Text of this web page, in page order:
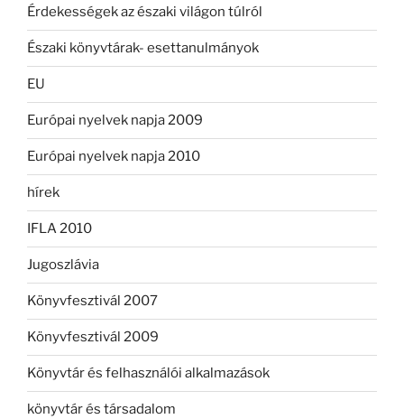
Érdekességek az északi világon túlról
Északi könyvtárak- esettanulmányok
EU
Európai nyelvek napja 2009
Európai nyelvek napja 2010
hírek
IFLA 2010
Jugoszlávia
Könyvfesztivál 2007
Könyvfesztivál 2009
Könyvtár és felhasználói alkalmazások
könyvtár és társadalom